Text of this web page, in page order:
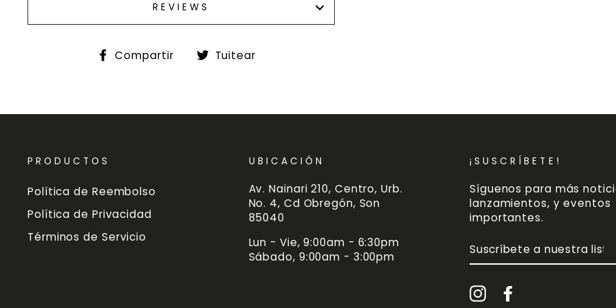
REVIEWS
Compartir
Compartir
Tuitear
PRODUCTOS
Política de Reembolso
Política de Privacidad
Términos de Servicio
UBICACIÓN
Av. Nainari 210, Centro, Urb.
No. 4, Cd Obregón, Son
85040
Lun - Vie, 9:00am - 6:30pm
Sábado, 9:00am - 3:00pm
¡SUSCRÍBETE!
Síguenos para más
lanzamientos, y eventos
importantes.
A
NUESTRA
DE
CORREOInstagram